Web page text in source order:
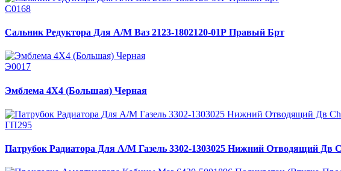
С0168
Сальник Редуктора Для А/М Ваз 2123-1802120-01Р Правый Брт
Э0017
Эмблема 4X4 (Большая) Черная
ГП295
Патрубок Радиатора Для А/М Газель 3302-1303025 Нижний Отводящий Дв